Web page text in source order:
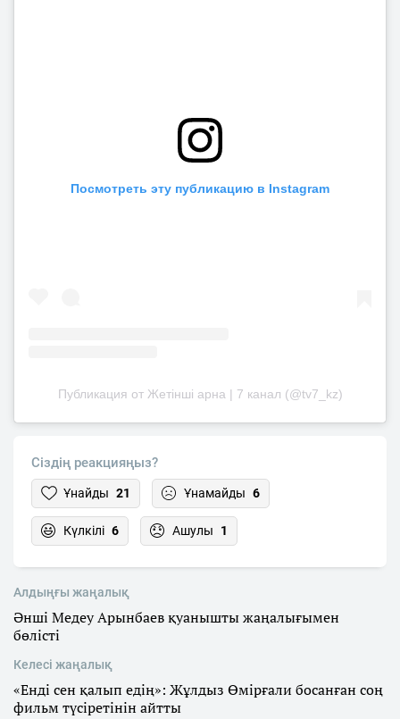
Посмотреть эту публикацию в Instagram
Публикация от Жетінші арна | 7 канал (@tv7_kz)
Сіздің реакцияңыз?
Ұнайды 21 Ұнамайды 6
Күлкілі 6 Ашулы 1
Алдыңғы жаңалық
Әнші Медеу Арынбаев қуанышты жаңалығымен
бөлісті
Келесі жаңалық
«Енді сен қалып едің»: Жұлдыз Өмірғали босанған соң
фильм түсіретінін айтты